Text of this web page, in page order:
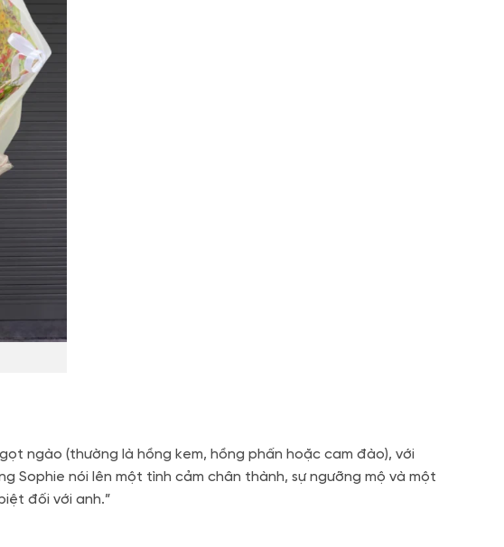
ngào (thường là hồng kem, hồng phấn hoặc cam đào), với
Sophie nói lên một tình cảm chân thành, sự ngưỡng mộ và một
đối với anh.”